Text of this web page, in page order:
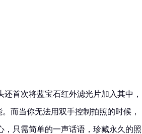
首次将蓝宝石红外滤光片加入其中，
而当你无法用双手控制拍照的时候，
只需简单的一声话语，珍藏永久的照